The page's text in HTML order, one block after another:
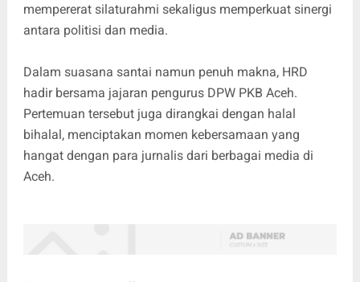
mempererat silaturahmi sekaligus memperkuat sinergi
antara politisi dan media.
Dalam suasana santai namun penuh makna, HRD
hadir bersama jajaran pengurus DPW PKB Aceh.
Pertemuan tersebut juga dirangkai dengan halal
bihalal, menciptakan momen kebersamaan yang
hangat dengan para jurnalis dari berbagai media di
Aceh.